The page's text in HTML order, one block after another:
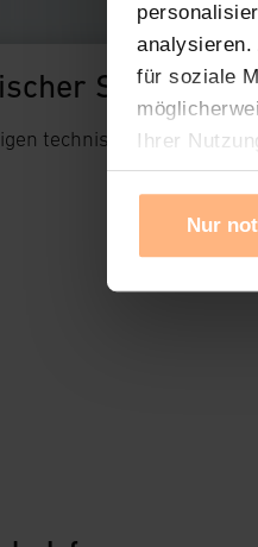
analysieren.
für soziale
Ihrer
Sie können
widerrufen.
Nur
Support
technischen Support